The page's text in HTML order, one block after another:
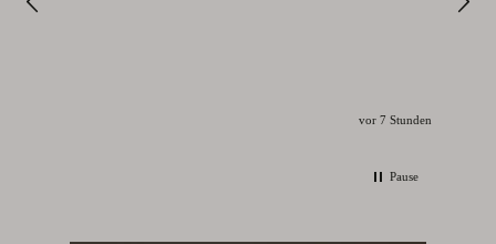
vor 7 Stunden
Pause